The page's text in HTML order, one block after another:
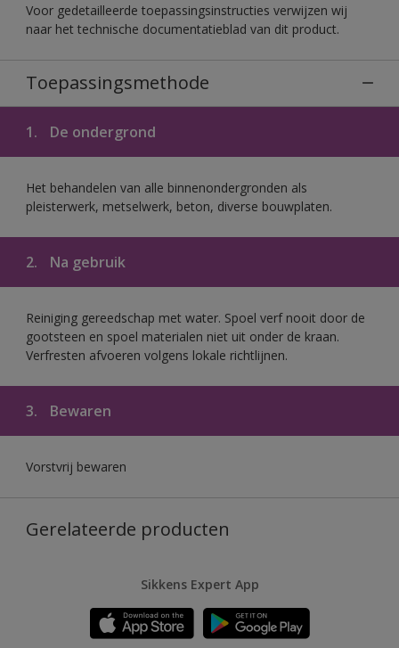
Voor gedetailleerde toepassingsinstructies verwijzen wij
naar het technische documentatieblad van dit product.
Toepassingsmethode
1. De ondergrond
Het behandelen van alle binnenondergronden als
pleisterwerk, metselwerk, beton, diverse bouwplaten.
2. Na gebruik
Reiniging gereedschap met water. Spoel verf nooit door de
gootsteen en spoel materialen niet uit onder de kraan.
Verfresten afvoeren volgens lokale richtlijnen.
3. Bewaren
Vorstvrij bewaren
Gerelateerde producten
Sikkens Expert App